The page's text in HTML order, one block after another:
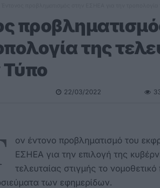
της
Τύπο
22/03/2022
ον έντονο προβληματισμό του
ΕΣΗΕΑ για την επιλογή της
τελευταίας στιγμής το
των εφημερίδων.